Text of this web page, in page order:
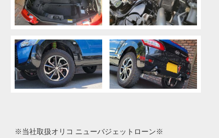
※当社取扱オリコ ニューバジェットローン※